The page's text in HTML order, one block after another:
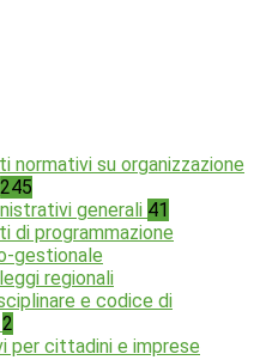
normativi su organizzazione
245
generali 41
di programmazione
gestionale
regionali
e codice di
2
per cittadini e imprese